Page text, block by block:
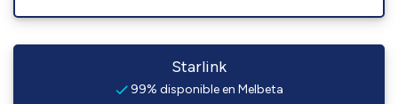
Starlink
99% disponible en Melbeta